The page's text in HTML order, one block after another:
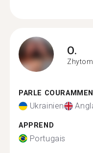
O.
PARLE
Ukrainien
APPREND
Portugais